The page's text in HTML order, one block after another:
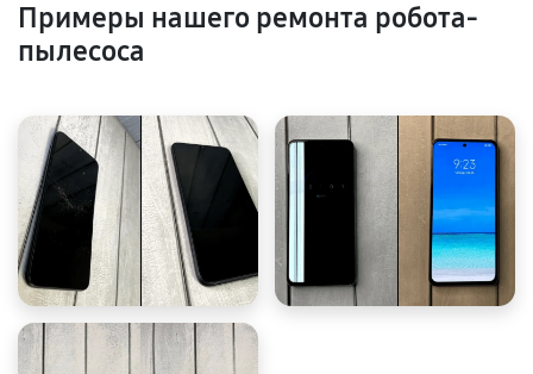
Примеры нашего ремонта робота-
пылесоса